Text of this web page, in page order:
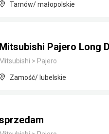
Tarnów/ małopolskie
Mitsubishi Pajero Long
Mitsubishi > Pajero
Zamość/ lubelskie